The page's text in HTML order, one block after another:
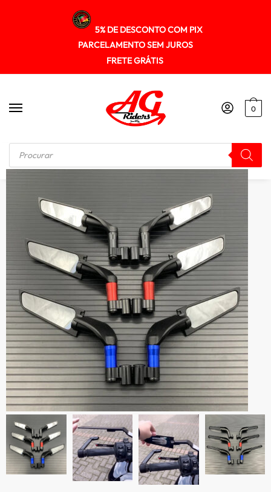
5% DE DESCONTO COM PIX
PARCELAMENTO SEM JUROS
FRETE GRÁTIS
0
Início / OUTROS ACESSÓRIOS Espelho Retrovisor Esportivo para moto Universal AeroVision